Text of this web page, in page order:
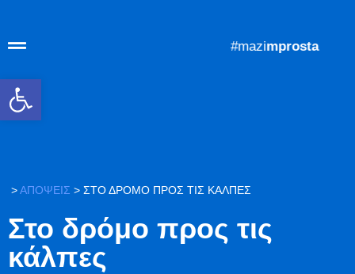
Ανοίξτε τη γραμμή εργαλείων
#mazimprosta
>ΑΠΟΨΕΙΣ > ΣΤΟ ΔΡΌΜΟ ΠΡΟΣ ΤΙΣ ΚΆΛΠΕΣ
Στο δρόμο προς τις
κάλπες